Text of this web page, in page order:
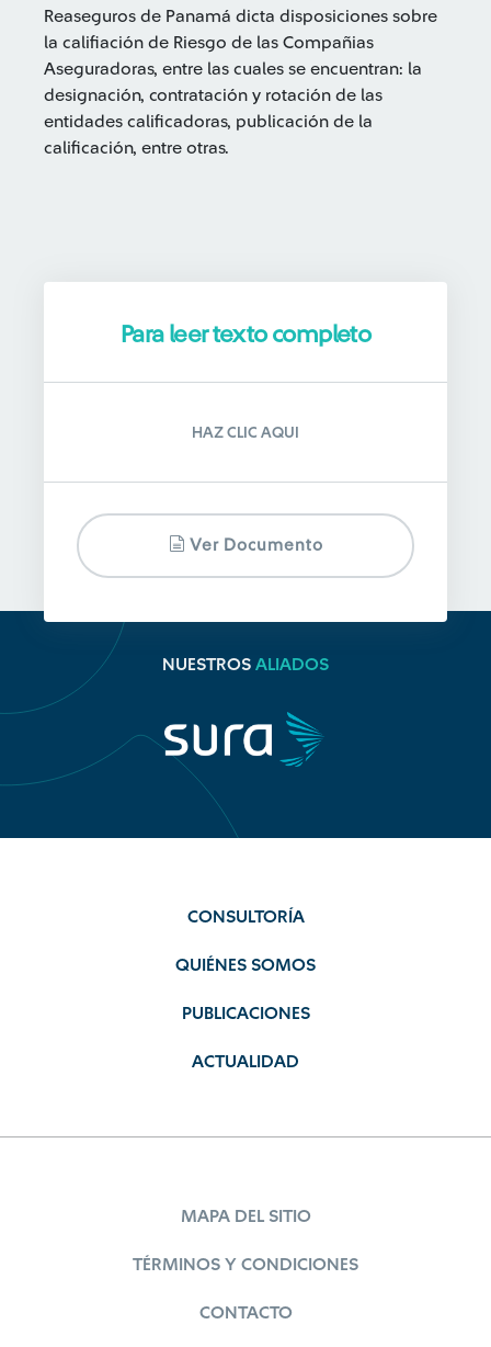
Reaseguros de Panamá dicta disposiciones sobre
la califiación de Riesgo de las Compañias
Aseguradoras, entre las cuales se encuentran: la
designación, contratación y rotación de las
entidades calificadoras, publicación de la
calificación, entre otras.
Para leer texto completo
HAZ CLIC AQUI
Ver Documento
NUESTROS ALIADOS
CONSULTORÍA
QUIÉNES SOMOS
PUBLICACIONES
ACTUALIDAD
MAPA DEL SITIO
TÉRMINOS Y CONDICIONES
CONTACTO